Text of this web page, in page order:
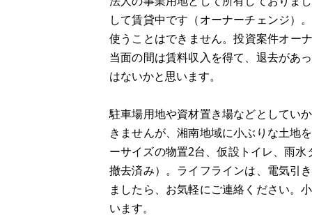
して賃貸中です（オーナーチェンジ）
使うことはできません。投資案件オー
当面の間は賃料収入を得て、退去があ
はないかと思います。
駐車場用地や資材置き場などとしてい
きませんが、湘南地域に小ぶりな土地
ーサイズの物置2台、仮設トイレ、雨
撤去済み）。ライフラインは、電気引
ましたら、お気軽にご連絡ください。
います。